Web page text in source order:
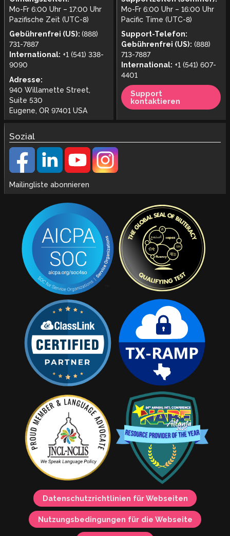
Mo-Fr 6:00 Uhr – 17:00 Uhr
Pazifische Zeit (UTC-8)
Gebührenfrei (US): (888)
731-7887
International: +1 (541) 338-
9090
Adresse:
940 Willamette Street,
Suite 530
Eugene, OR 97401 USA
Mo-Fr 6:00 Uhr – 16:00 Uhr
Pacific Time (UTC-8)
Support-Telefon:
Gebührenfrei (US): (888)
713-7887
International: +1 (541) 607-
4401
Support
kontaktieren
Sozial
Mailingliste abonnieren
Datenschutzrichtlinien für Webseiten
Nutzungsbedingungen für die Webseite